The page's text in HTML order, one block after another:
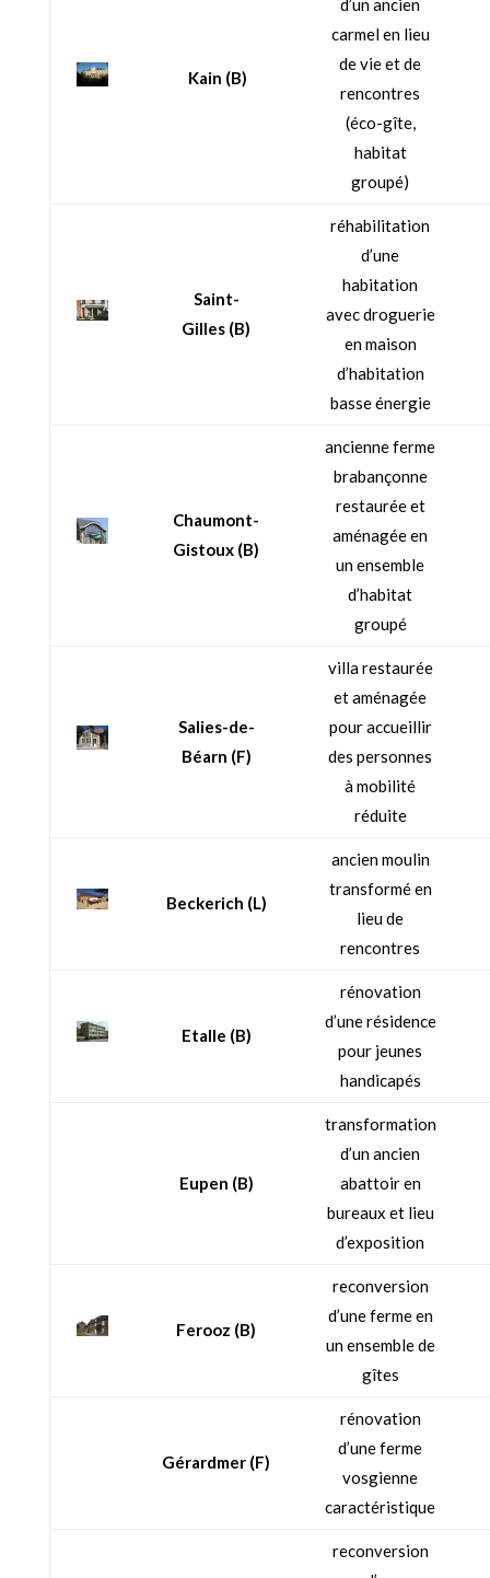
Kain (B)
d’un ancien
carmel en lieu
de vie et de
rencontres
(éco-gîte,
habitat
groupé)
Saint-
Gilles (B)
réhabilitation
d’une
habitation
avec droguerie
en maison
d’habitation
basse énergie
Chaumont-
Gistoux (B)
ancienne ferme
brabançonne
restaurée et
aménagée en
un ensemble
d’habitat
groupé
Salies-de-
Béarn (F)
villa restaurée
et aménagée
pour accueillir
des personnes
à mobilité
réduite
Beckerich (L)
ancien moulin
transformé en
lieu de
rencontres
Etalle (B)
rénovation
d’une résidence
pour jeunes
handicapés
Eupen (B)
transformation
d’un ancien
abattoir en
bureaux et lieu
d’exposition
Ferooz (B)
reconversion
d’une ferme en
un ensemble de
gîtes
Gérardmer (F)
rénovation
d’une ferme
vosgienne
caractéristique
reconversion